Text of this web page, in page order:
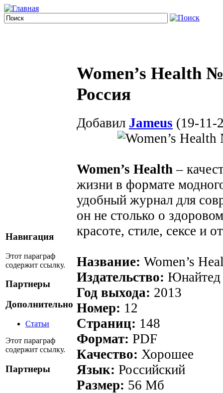
Навигация
Этот параграф
содержит ссылку.
Партнеры
Дополнительно
Статьи
Этот параграф
содержит ссылку.
Партнеры
Women’s Health
Россия
Добавил Jameus (19-11-
Women’s Health –
жизни в формате
удобный журнал для
он не столько о
красоте, стиле, сексе и
Название: Women’s
Издательство: Юнайтед
Год выхода: 2013
Номер: 12
Страниц: 148
Формат: PDF
Качество: Хорошее
Язык: Российский
Размер: 56 Мб